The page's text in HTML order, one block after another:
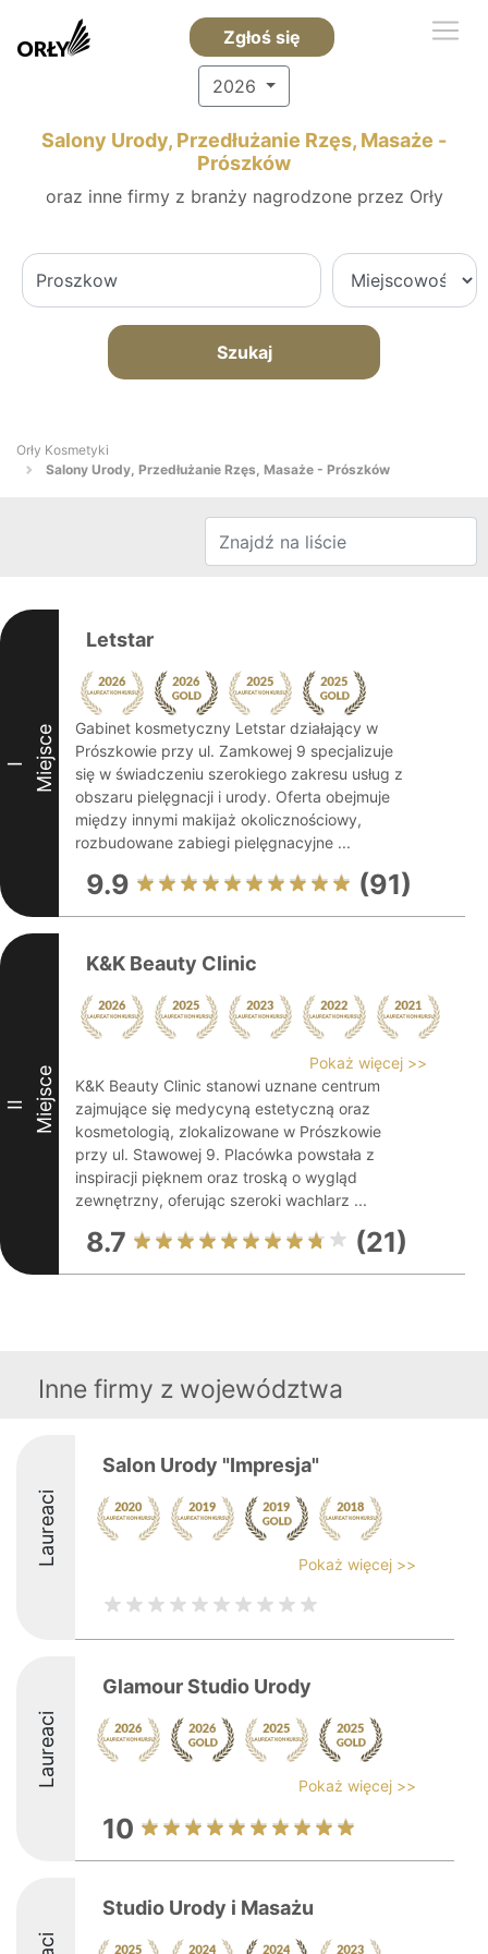
Zgłoś się
2026
Salony Urody, Przedłużanie Rzęs, Masaże -
Prószków
oraz inne firmy z branży nagrodzone przez Orły
Szukaj
Orły Kosmetyki
Salony Urody, Przedłużanie Rzęs, Masaże - Prószków
I Miejsce
Letstar
Gabinet kosmetyczny Letstar działający w
Prószkowie przy ul. Zamkowej 9 specjalizuje
się w świadczeniu szerokiego zakresu usług z
obszaru pielęgnacji i urody. Oferta obejmuje
między innymi makijaż okolicznościowy,
rozbudowane zabiegi pielęgnacyjne ...
9.9 (91)
II Miejsce
K&K Beauty Clinic
Pokaż więcej >>
K&K Beauty Clinic stanowi uznane centrum
zajmujące się medycyną estetyczną oraz
kosmetologią, zlokalizowane w Prószkowie
przy ul. Stawowej 9. Placówka powstała z
inspiracji pięknem oraz troską o wygląd
zewnętrzny, oferując szeroki wachlarz ...
8.7 (21)
Inne firmy z województwa
Laureaci
Salon Urody "Impresja"
Pokaż więcej >>
Laureaci
Glamour Studio Urody
Pokaż więcej >>
10
Studio Urody i Masażu